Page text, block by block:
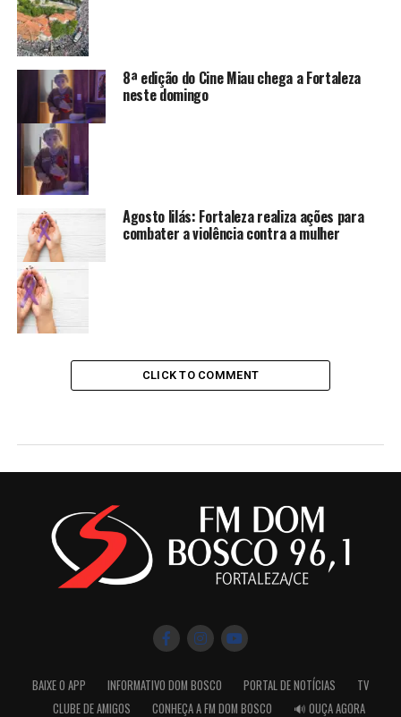
8ª edição do Cine Miau chega a Fortaleza
neste domingo
Agosto lilás: Fortaleza realiza ações para
combater a violência contra a mulher
CLICK TO COMMENT
BAIXE O APP INFORMATIVO DOM BOSCO PORTAL DE NOTÍCIAS
TV
CLUBE DE AMIGOS
CONHEÇA A FM DOM BOSCO 🔊 OUÇA AGORA